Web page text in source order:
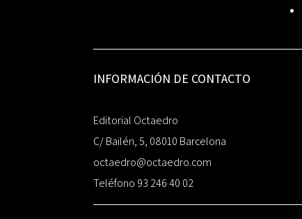
INFORMACIÓN DE CONTACTO
Editorial Octaedro
C/ Bailén, 5, 08010 Barcelona
octaedro@octaedro.com
Teléfono 93 246 40 02